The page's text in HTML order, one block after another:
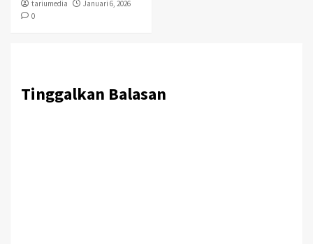
tariumedia
Januari 6, 2026
0
Tinggalkan Balasan